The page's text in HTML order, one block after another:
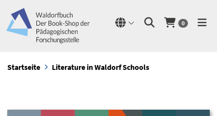
0
Startseite Literature in Waldorf Schools